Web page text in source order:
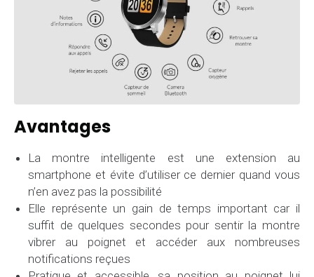
Avantages
La montre intelligente est une extension au
smartphone et évite d’utiliser ce dernier quand vous
n’en avez pas la possibilité
Elle représente un gain de temps important car il
suffit de quelques secondes pour sentir la montre
vibrer au poignet et accéder aux nombreuses
notifications reçues